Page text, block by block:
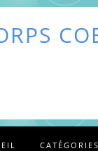
CATÉGORIES